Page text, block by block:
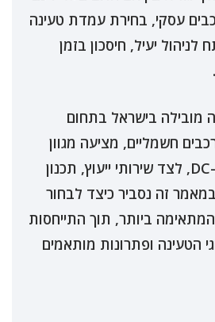
עסקי, בחירת עמדת טעינה
יעיל, חיסכון בזמן
מובילה בישראל בתחום
חשמליים, מציעה מגוון
עמדות טעינה AC ו-DC, לצד שירותי ייעוץ, תכנון
זה נסביר כיצד לבחור
ביותר, תוך התייחסות
הטעינה ופתרונות מותאמים